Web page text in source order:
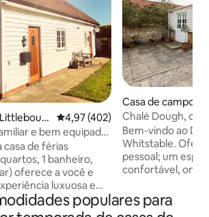
Littlebour
4,97 de uma avaliação média de
4,97 (402)
e bem equipada
casa de férias
1 banheiro,
oferece a você e
luxuosa em
perto de muitas
profundos,
Casa de campo ⋅
Chalé Dough,
Whitstable
Bem-vindo ao
Whitstable. Oferecemos um toque
pessoal; um
confortável,
equipada, depois
ou se aventurar
populares para